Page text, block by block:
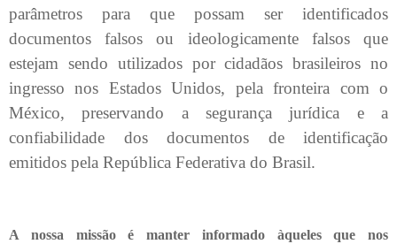
parâmetros para que possam ser identificados
documentos falsos ou ideologicamente falsos que
estejam sendo utilizados por cidadãos brasileiros no
ingresso nos Estados Unidos, pela fronteira com o
México, preservando a segurança jurídica e a
confiabilidade dos documentos de identificação
emitidos pela República Federativa do Brasil.
A nossa missão é manter informado àqueles que nos